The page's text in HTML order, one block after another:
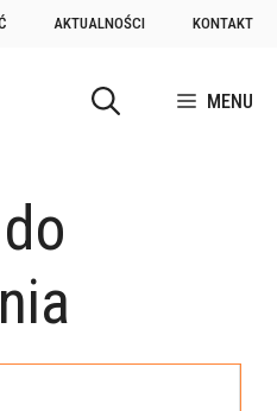
AKTUALNOŚCI KONTAKT
MENU